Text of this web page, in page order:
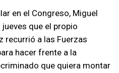
en el Congreso, Miguel
que el propio
recurrió a las Fuerzas
hacer frente a la
que quiera montar